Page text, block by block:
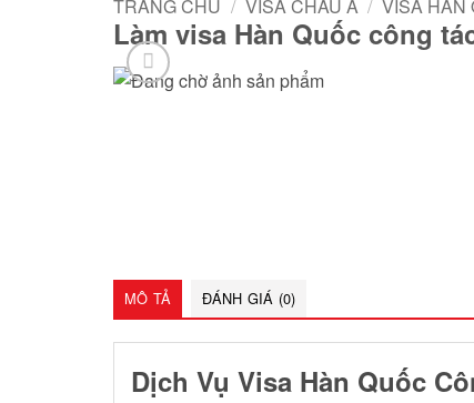
TRANG CHỦ / VISA CHÂU Á / VISA HÀN
Làm visa Hàn Quốc công
MÔ TẢ ĐÁNH GIÁ (0)
Dịch Vụ Visa Hàn Quốc